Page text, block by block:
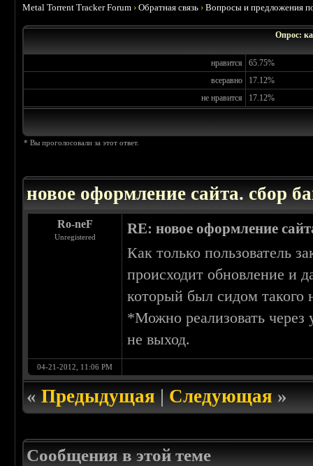
Metal Torrent Tracker Forum ›Обратная связь ›Вопросы и предложения
Опрос:
нравится
65.75%
всеравно
17.12%
не нравится
17.12%
* Вы проголосовали за этот ответ.
новое оформление сайта. сбор
Ro-neF
Unregistered
RE: новое оформление
Как только пользователь
происходит обновление и
который был сидом
*Можно реализовать
не выход.
04-21-2012, 11:06 PM
«Предыдущая|Следующая»
Сообщения в этой теме